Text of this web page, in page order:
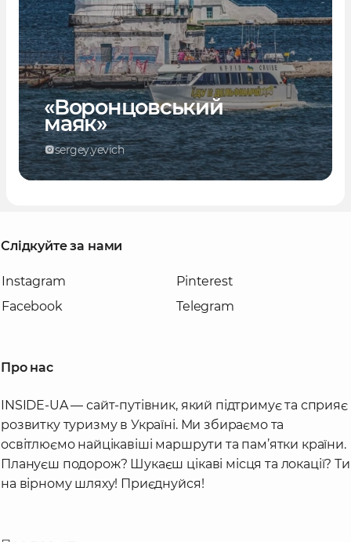
«Воронцовський
маяк»
sergey.yevich
Слідкуйте за нами
Instagram
Facebook
Pinterest
Telegram
Про нас
INSIDE-UA — сайт-путівник, який підтримує та сприяє
розвитку туризму в Україні. Ми збираємо та
освітлюємо найцікавіші маршрути та пам’ятки країни.
Плануєш подорож? Шукаєш цікаві місця та локації? Ти
на вірному шляху! Приєднуйся!